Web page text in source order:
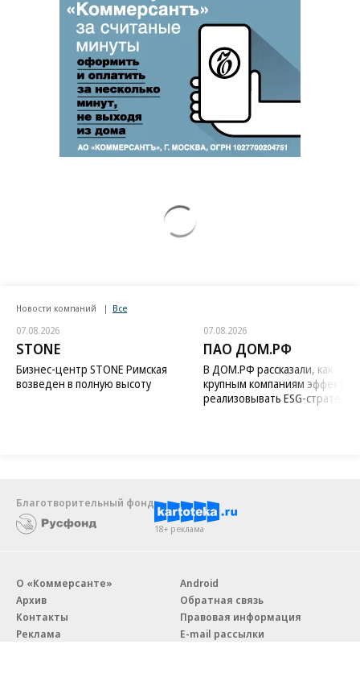
Новости компаний Все
07.08.2026
STONE
Бизнес-центр STONE Римская
возведен в полную высоту
07.08.2026
ПАО ДОМ.РФ
В ДОМ.РФ рассказали, как
крупным компаниям
реализовывать ESG-стратегию
Благотворительный фонд
18+ реклама
О «Коммерсанте»
Архив
Контакты
Реклама
Android
Обратная связь
Правовая информация
E-mail рассылки